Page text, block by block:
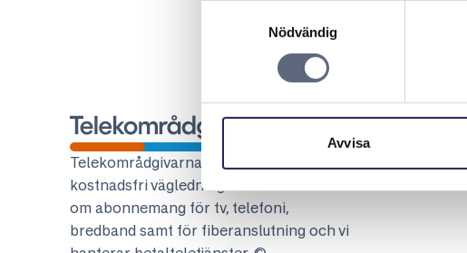
Nödvändig
Avvisa
Telekområdgivarna
Telekområdgivarna ger opartisk och
kostnadsfri vägledning till konsumenter
om abonnemang för tv, telefoni,
bredband samt för fiberanslutning och vi